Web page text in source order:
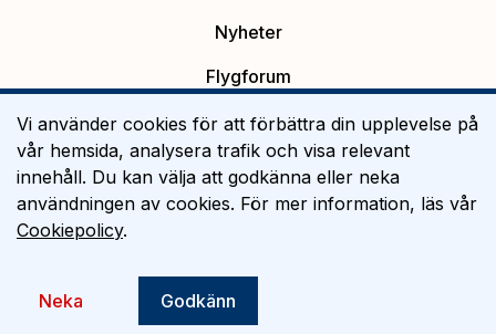
Nyheter
Flygforum
Platsannonser
Flygutbildning
Om Flygtorget
Vi använder cookies för att förbättra din upplevelse på
vår hemsida, analysera trafik och visa relevant
innehåll. Du kan välja att godkänna eller neka
användningen av cookies. För mer information, läs vår
Cookiepolicy.
Neka Godkänn